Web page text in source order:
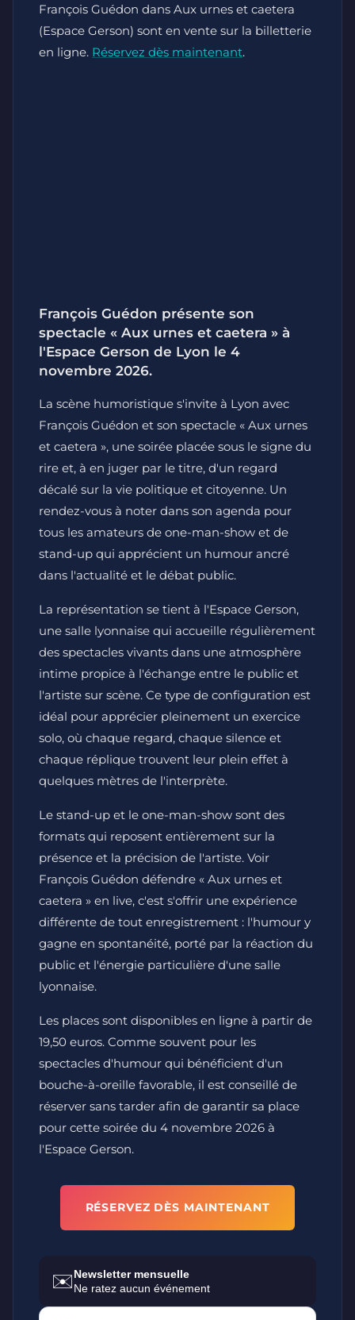
François Guédon dans Aux urnes et caetera
(Espace Gerson) sont en vente sur la billetterie
en ligne. Réservez dès maintenant.
François Guédon présente son
spectacle « Aux urnes et caetera » à
l'Espace Gerson de Lyon le 4
novembre 2026.
La scène humoristique s'invite à Lyon avec
François Guédon et son spectacle « Aux urnes
et caetera », une soirée placée sous le signe du
rire et, à en juger par le titre, d'un regard
décalé sur la vie politique et citoyenne. Un
rendez-vous à noter dans son agenda pour
tous les amateurs de one-man-show et de
stand-up qui apprécient un humour ancré
dans l'actualité et le débat public.
La représentation se tient à l'Espace Gerson,
une salle lyonnaise qui accueille régulièrement
des spectacles vivants dans une atmosphère
intime propice à l'échange entre le public et
l'artiste sur scène. Ce type de configuration est
idéal pour apprécier pleinement un exercice
solo, où chaque regard, chaque silence et
chaque réplique trouvent leur plein effet à
quelques mètres de l'interprète.
Le stand-up et le one-man-show sont des
formats qui reposent entièrement sur la
présence et la précision de l'artiste. Voir
François Guédon défendre « Aux urnes et
caetera » en live, c'est s'offrir une expérience
différente de tout enregistrement : l'humour y
gagne en spontanéité, porté par la réaction du
public et l'énergie particulière d'une salle
lyonnaise.
Les places sont disponibles en ligne à partir de
19,50 euros. Comme souvent pour les
spectacles d'humour qui bénéficient d'un
bouche-à-oreille favorable, il est conseillé de
réserver sans tarder afin de garantir sa place
pour cette soirée du 4 novembre 2026 à
l'Espace Gerson.
RÉSERVEZ DÈS MAINTENANT
✉️Newsletter mensuelle
Ne ratez aucun événement